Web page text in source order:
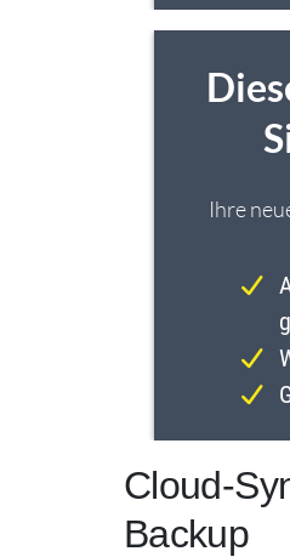
Cloud-
Backup